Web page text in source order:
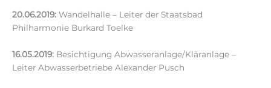
20.06.2019: Wandelhalle – Leiter der Staatsbad
Philharmonie Burkard Toelke
16.05.2019: Besichtigung Abwasseranlage/Kläranlage –
Leiter Abwasserbetriebe Alexander Pusch